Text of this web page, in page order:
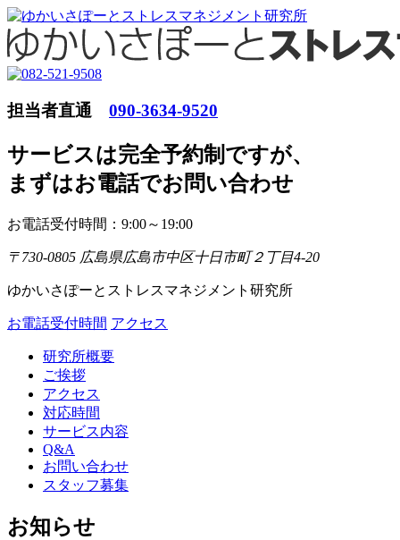
担当者直通 090-3634-9520
サービスは完全予約制ですが、
まずはお電話でお問い合わせ
お電話受付時間：9:00～19:00
〒730-0805 広島県広島市中区十日市町２丁目4-20
ゆかいさぽーとストレスマネジメント研究所
お電話受付時間 アクセス
研究所概要
ご挨拶
アクセス
対応時間
サービス内容
Q&A
お問い合わせ
スタッフ募集
お知らせ